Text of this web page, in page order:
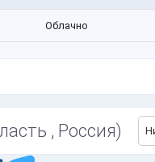
Облачно
, Россия)